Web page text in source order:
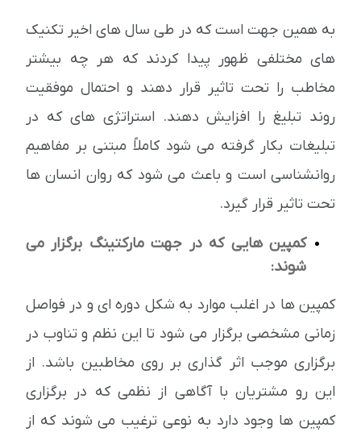
به همین جهت است که در طی سال های اخیر تکنیک
های مختلفی ظهور پیدا کردند که هر چه بیشتر
مخاطب را تحت تاثیر قرار دهند و احتمال موفقیت
روند تبلیغ را افزایش دهند. استراتژی های که در
تبلیغات بکار گرفته می شود کاملاً مبتنی بر مفاهیم
روانشناسی است و باعث می شود که روان انسان ها
تحت تاثیر قرار گیرد.
کمپین هایی که در جهت مارکتینگ برگزار می
شوند:
کمپین ها در اغلب موارد به شکل دوره ای و در فواصل
زمانی مشخصی برگزار می شود تا این نظم و تناوب در
برگزاری موجب اثر گذاری بر روی مخاطبین باشد. از
این رو مشتریان با آگاهی از نظمی که در برگزاری
کمپین ها وجود دارد به نوعی ترغیب می شوند که از